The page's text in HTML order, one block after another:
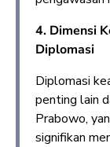
4. Dimensi
Diplomasi
Diplomasi
penting lain
Prabowo,
signifikan